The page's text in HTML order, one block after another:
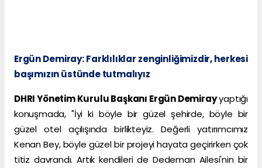
Ergün Demiray: Farklılıklar zenginliğimizdir, herkesi
başımızın üstünde tutmalıyız
DHRI Yönetim Kurulu Başkanı Ergün Demirayyaptığı
konuşmada, "İyi ki böyle bir güzel şehirde, böyle bir
güzel otel açılışında birlikteyiz. Değerli yatırımcımız
Kenan Bey, böyle güzel bir projeyi hayata geçirirken çok
titiz davrandı. Artık kendileri de Dedeman Ailesi'nin bir